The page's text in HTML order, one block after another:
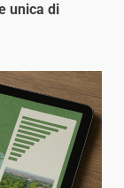
unica di